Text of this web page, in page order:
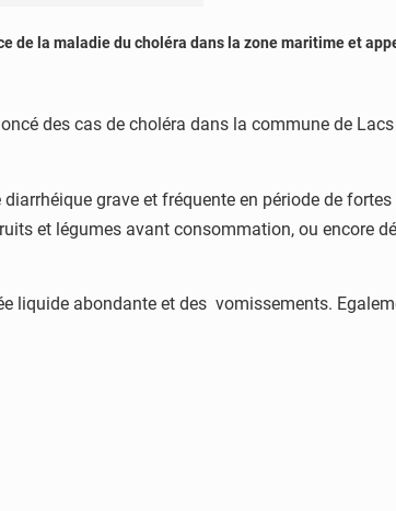
la maladie du choléra dans la zone maritime et
des cas de choléra dans la commune de
grave et fréquente en période de
et légumes avant consommation, ou encore
abondante et des vomissements.